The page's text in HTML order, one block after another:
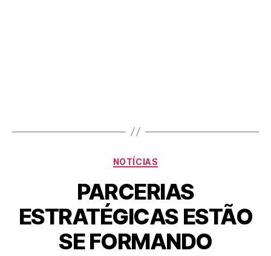
NOTÍCIAS
PARCERIAS
ESTRATÉGICAS ESTÃO
SE FORMANDO